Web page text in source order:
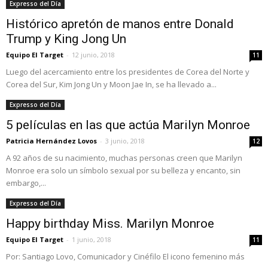
Expresso del Día
Histórico apretón de manos entre Donald
Trump y King Jong Un
Equipo El Target - 12 junio, 2018 11
Luego del acercamiento entre los presidentes de Corea del Norte y
Corea del Sur, Kim Jong Un y Moon Jae In, se ha llevado a...
Expresso del Día
5 películas en las que actúa Marilyn Monroe
Patricia Hernández Lovos - 3 junio, 2018 12
A 92 años de su nacimiento, muchas personas creen que Marilyn
Monroe era solo un símbolo sexual por su belleza y encanto, sin
embargo,...
Expresso del Día
Happy birthday Miss. Marilyn Monroe
Equipo El Target - 1 junio, 2018 11
Por: Santiago Lovo, Comunicador y Cinéfilo El icono femenino más